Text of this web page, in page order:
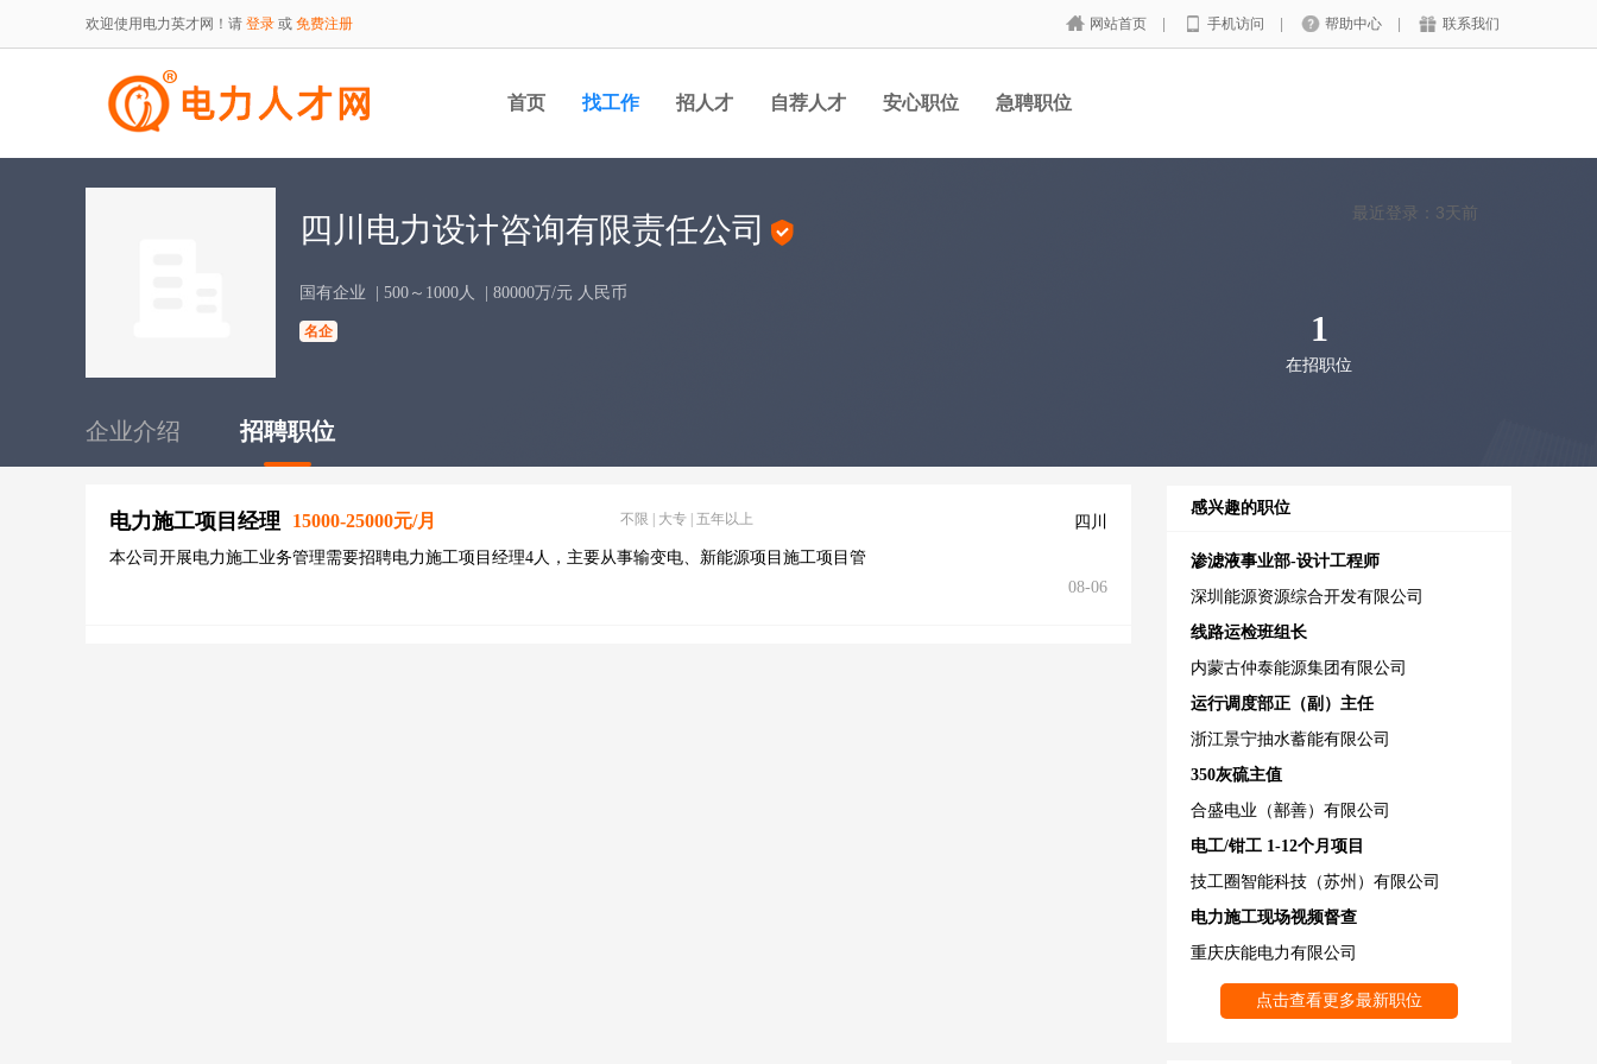
欢迎使用电力英才网！请 登录 或 免费注册 网站首页 手机访问 帮助中心 联系我们
首页 找工作 招人才 自荐人才 安心职位 急聘职位
四川电力设计咨询有限责任公司
国有企业 | 500～1000人 | 80000万/元 人民币
名企
最近登录：3天前
1
在招职位
企业介绍 招聘职位
电力施工项目经理 15000-25000元/月 不限 | 大专 | 五年以上
四川
本公司开展电力施工业务管理需要招聘电力施工项目经理4人，主要从事输变电、新能源项目施工项目管
08-06
感兴趣的职位
渗滤液事业部-设计工程师
深圳能源资源综合开发有限公司
线路运检班组长
内蒙古仲泰能源集团有限公司
运行调度部正（副）主任
浙江景宁抽水蓄能有限公司
350灰硫主值
合盛电业（鄯善）有限公司
电工/钳工 1-12个月项目
技工圈智能科技（苏州）有限公司
电力施工现场视频督查
重庆庆能电力有限公司